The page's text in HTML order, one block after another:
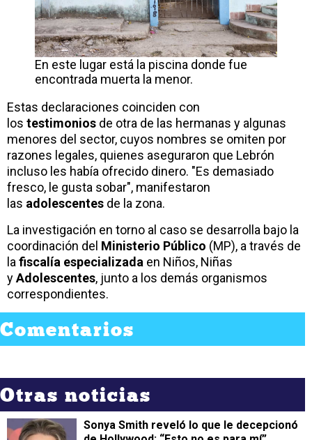
En este lugar está la piscina donde fue
encontrada muerta la menor.
Estas declaraciones coinciden con
los testimonios de otra de las hermanas y algunas
menores del sector, cuyos nombres se omiten por
razones legales, quienes aseguraron que Lebrón
incluso les había ofrecido dinero. "Es demasiado
fresco, le gusta sobar", manifestaron
las adolescentes de la zona.
La investigación en torno al caso se desarrolla bajo la
coordinación del Ministerio Público (MP), a través de
la fiscalía especializada en Niños, Niñas
yAdolescentes, junto a los demás organismos
correspondientes.
Comentarios
Otras noticias
Sonya Smith reveló lo que le decepcionó